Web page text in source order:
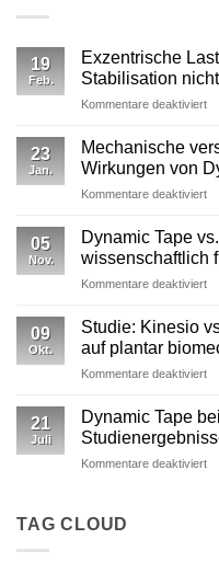
19
Feb.
Exzentrische
Stabilisation
Kommentare deaktiviertfür
im
–
23
Jan.
Mechanische
Wirkungen von
Kommentare deaktiviertfür
von
05
Nov.
Dynamic Tape
wissenschaftlich
Kommentare deaktiviertfür
–
09
Okt.
Studie: Kinesio
auf plantar
Kommentare deaktiviertfür
21
Juli
Dynamic Tape
Kommentare deaktiviertfür
TAG CLOUD